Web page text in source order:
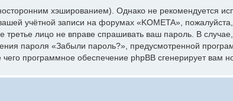
хэшированием). Однако не рекомендуется
учётной записи на форумах «KOMETA»,
третье лицо не вправе спрашивать ваш пароль. В
пароля «Забыли пароль?», предусмотренной
программное обеспечение phpBB сгенерирует вам